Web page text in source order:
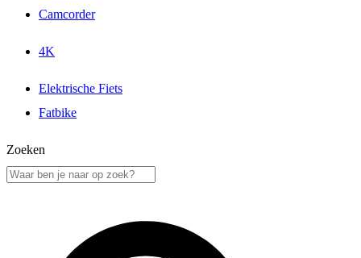
Camcorder
4K
Elektrische Fiets
Fatbike
Zoeken